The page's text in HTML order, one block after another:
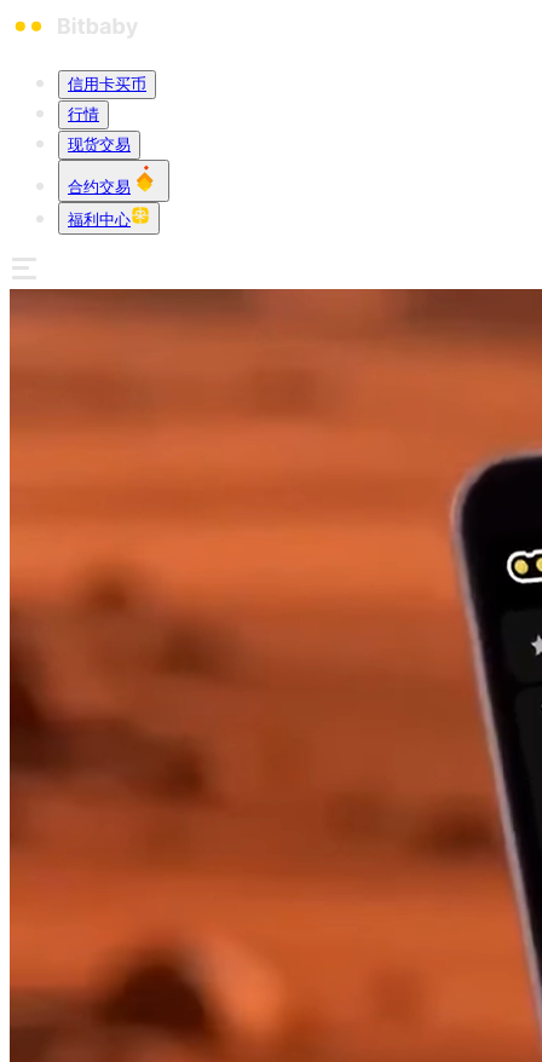
信用卡买币
行情
现货交易
合约交易
福利中心